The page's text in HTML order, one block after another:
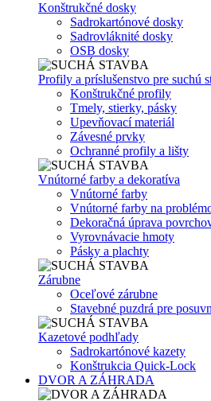
Konštrukčné dosky
Sadrokartónové dosky
Sadrovláknité dosky
OSB dosky
Profily a príslušenstvo pre suchú
Konštrukčné profily
Tmely, stierky, pásky
Upevňovací materiál
Závesné prvky
Ochranné profily a lišty
Vnútorné farby a dekoratíva
Vnútorné farby
Vnútorné farby na
Dekoračná úprava
Vyrovnávacie hmoty
Pásky a plachty
Zárubne
Oceľové zárubne
Stavebné puzdrá pre
Kazetové podhľady
Sadrokartónové kazety
Konštrukcia Quick-Lock
DVOR A ZÁHRADA